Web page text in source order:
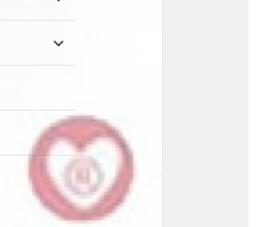
sous-
ouvrir
menu